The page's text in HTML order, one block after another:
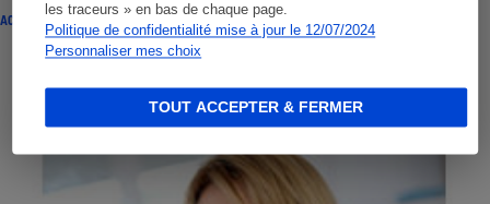
les traceurs » en bas de chaque page.
Politique de confidentialité mise à jour le 12/07/2024
Personnaliser mes choix
TOUT ACCEPTER & FERMER
ACTUALITÉ